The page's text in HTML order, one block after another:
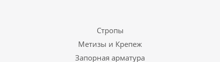
Стропы
Метизы и Крепеж
Запорная арматура